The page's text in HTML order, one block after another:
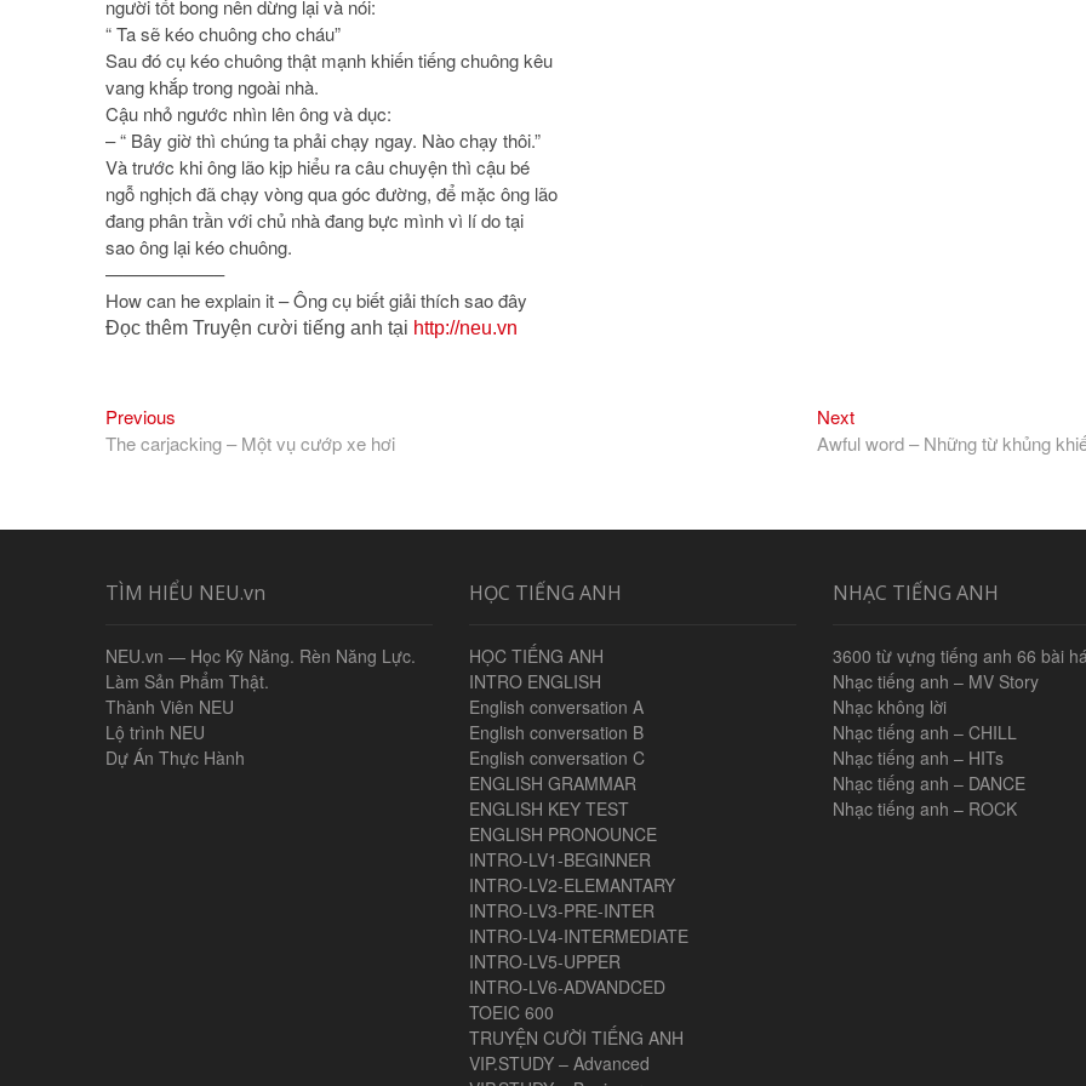
người tốt bong nên dừng lại và nói:
“ Ta sẽ kéo chuông cho cháu”
Sau đó cụ kéo chuông thật mạnh khiến tiếng chuông kêu
vang khắp trong ngoài nhà.
Cậu nhỏ ngước nhìn lên ông và dục:
– “ Bây giờ thì chúng ta phải chạy ngay. Nào chạy thôi.”
Và trước khi ông lão kịp hiểu ra câu chuyện thì cậu bé
ngỗ nghịch đã chạy vòng qua góc đường, để mặc ông lão
đang phân trần với chủ nhà đang bực mình vì lí do tại
sao ông lại kéo chuông.
——————–
How can he explain it – Ông cụ biết giải thích sao đây
Đọc thêm Truyện cười tiếng anh tại http://neu.vn
Điều
hướng
Previous
post:
The carjacking – Một vụ cướp xe hơi
NextNext
post:
Awful word – Những từ khủng
TÌM HIỂU NEU.vn
NEU.vn — Học Kỹ Năng. Rèn Năng Lực.
Làm Sản Phẩm Thật.
Thành Viên NEU
Lộ trình NEU
Dự Án Thực Hành
HỌC TIẾNG ANH
HỌC TIẾNG ANH
INTRO ENGLISH
English conversation A
English conversation B
English conversation C
ENGLISH GRAMMAR
ENGLISH KEY TEST
ENGLISH PRONOUNCE
INTRO-LV1-BEGINNER
INTRO-LV2-ELEMANTARY
INTRO-LV3-PRE-INTER
INTRO-LV4-INTERMEDIATE
INTRO-LV5-UPPER
INTRO-LV6-ADVANDCED
TOEIC 600
TRUYỆN CƯỜI TIẾNG ANH
VIP.STUDY – Advanced
NHẠC TIẾNG ANH
3600 từ vựng tiếng anh 66 bài
Nhạc tiếng anh – MV Story
Nhạc không lời
Nhạc tiếng anh – CHILL
Nhạc tiếng anh – HITs
Nhạc tiếng anh – DANCE
Nhạc tiếng anh – ROCK